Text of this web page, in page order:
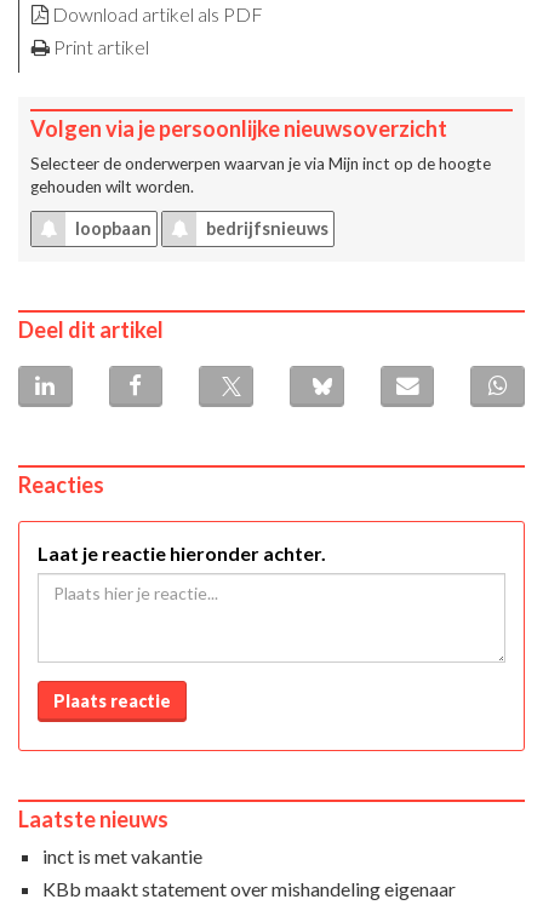
Download artikel als PDF
Print artikel
Volgen via je persoonlijke nieuwsoverzicht
Selecteer de onderwerpen waarvan je via Mijn inct op de hoogte
gehouden wilt worden.
loopbaan bedrijfsnieuws
Deel dit artikel
Reacties
Laat je reactie hieronder achter.
Plaats reactie
Laatste nieuws
inct is met vakantie
KBb maakt statement over mishandeling eigenaar